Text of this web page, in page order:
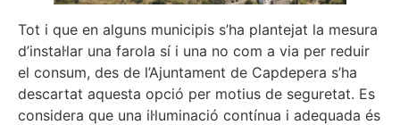
Tot i que en alguns municipis s’ha plantejat la mesura
d’instal·lar una farola sí i una no com a via per reduir
el consum, des de l’Ajuntament de Capdepera s’ha
descartat aquesta opció per motius de seguretat. Es
considera que una il·luminació contínua i adequada és